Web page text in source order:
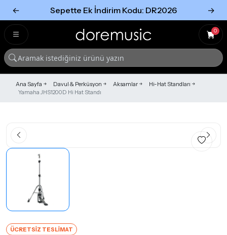
← Sepette Ek İndirim Kodu: DR2026 →
0
Ana Sayfa Davul & Perküsyon Aksamlar
Hi-Hat Standları
Yamaha JHS1200D Hi Hat Standı
ÜCRETSİZ TESLİMAT
Tümünü Gör
Tümünü gör